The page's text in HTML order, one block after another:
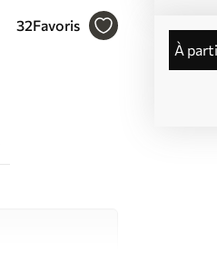
32Favoris
à